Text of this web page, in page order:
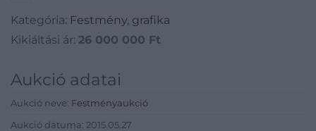
Kategória: Festmény, grafika
Kikiáltási ár: 26 000 000 Ft
Aukció adatai
Aukció neve: Festményaukció
Aukció dátuma: 2015.05.27